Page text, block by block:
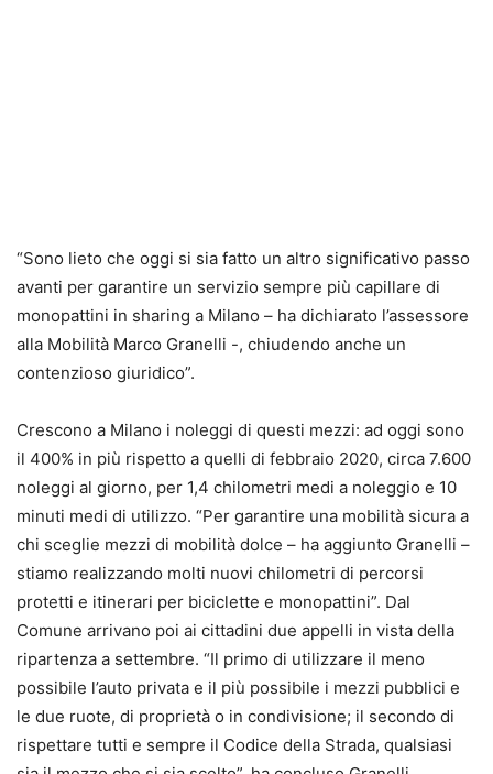
“Sono lieto che oggi si sia fatto un altro significativo passo
avanti per garantire un servizio sempre più capillare di
monopattini in sharing a Milano – ha dichiarato l’assessore
alla Mobilità Marco Granelli -, chiudendo anche un
contenzioso giuridico”.
Crescono a Milano i noleggi di questi mezzi: ad oggi sono
il 400% in più rispetto a quelli di febbraio 2020, circa 7.600
noleggi al giorno, per 1,4 chilometri medi a noleggio e 10
minuti medi di utilizzo. “Per garantire una mobilità sicura a
chi sceglie mezzi di mobilità dolce – ha aggiunto Granelli –
stiamo realizzando molti nuovi chilometri di percorsi
protetti e itinerari per biciclette e monopattini”. Dal
Comune arrivano poi ai cittadini due appelli in vista della
ripartenza a settembre. “Il primo di utilizzare il meno
possibile l’auto privata e il più possibile i mezzi pubblici e
le due ruote, di proprietà o in condivisione; il secondo di
rispettare tutti e sempre il Codice della Strada, qualsiasi